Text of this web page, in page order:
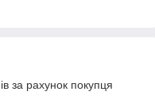
за рахунок покупця